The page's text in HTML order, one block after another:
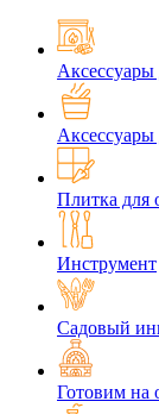
Аксессуары
Плитка для
Инструмент
Садовый
Готовим на